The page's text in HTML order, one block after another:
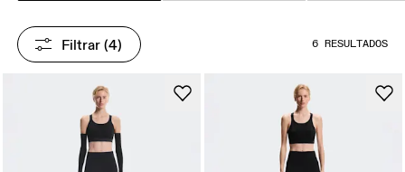
Filtrar (4) 6 RESULTADOS